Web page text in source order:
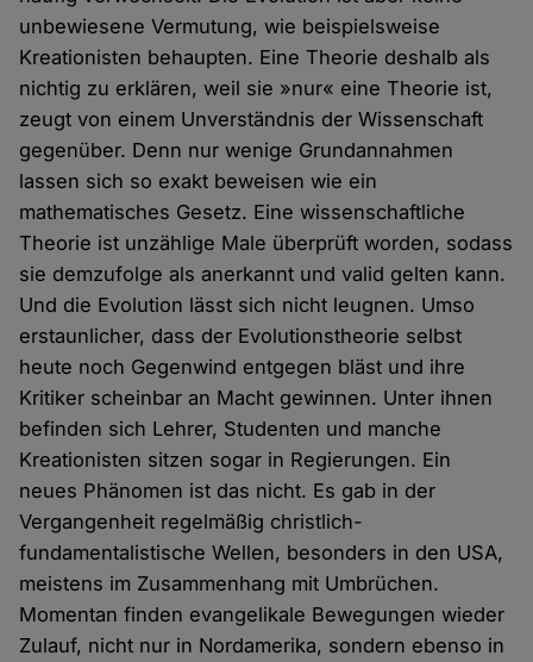
unbewiesene Vermutung, wie beispielsweise
Kreationisten behaupten. Eine Theorie deshalb als
nichtig zu erklären, weil sie »nur« eine Theorie ist,
zeugt von einem Unverständnis der Wissenschaft
gegenüber. Denn nur wenige Grundannahmen
lassen sich so exakt beweisen wie ein
mathematisches Gesetz. Eine wissenschaftliche
Theorie ist unzählige Male überprüft worden, sodass
sie demzufolge als anerkannt und valid gelten kann.
Und die Evolution lässt sich nicht leugnen. Umso
erstaunlicher, dass der Evolutionstheorie selbst
heute noch Gegenwind entgegen bläst und ihre
Kritiker scheinbar an Macht gewinnen. Unter ihnen
befinden sich Lehrer, Studenten und manche
Kreationisten sitzen sogar in Regierungen. Ein
neues Phänomen ist das nicht. Es gab in der
Vergangenheit regelmäßig christlich-
fundamentalistische Wellen, besonders in den USA,
meistens im Zusammenhang mit Umbrüchen.
Momentan finden evangelikale Bewegungen wieder
Zulauf, nicht nur in Nordamerika, sondern ebenso in